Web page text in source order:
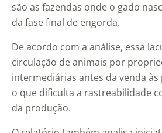
são as fazendas onde o gado
da fase final de engorda.
De acordo com a análise, essa
circulação de animais por
intermediárias antes da venda
o que dificulta a rastreabilidade
da produção.